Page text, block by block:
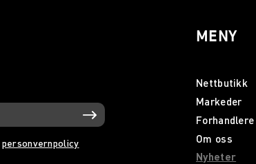
personvernpolicy
MENY
Nettbutikk
Markeder
Forhandlere
Om oss
Nyheter